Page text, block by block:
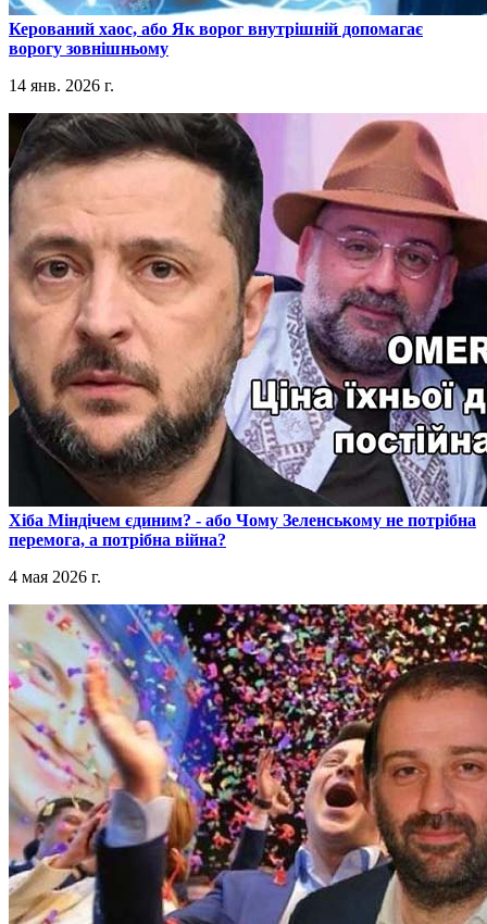
​Керований хаос, або Як ворог внутрішній допомагає
ворогу зовнішньому
14 янв. 2026 г.
​Хіба Міндічем єдиним? - або Чому Зеленському не потрібна
перемога, а потрібна війна?
4 мая 2026 г.